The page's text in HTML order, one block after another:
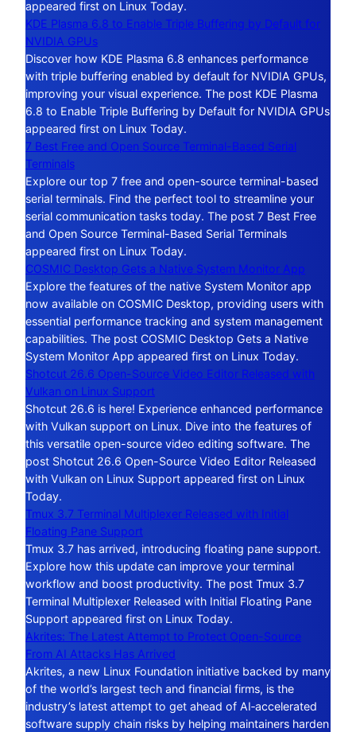
appeared first on Linux Today.
KDE Plasma 6.8 to Enable Triple Buffering by Default for
NVIDIA GPUs
Discover how KDE Plasma 6.8 enhances performance
with triple buffering enabled by default for NVIDIA GPUs,
improving your visual experience. The post KDE Plasma
6.8 to Enable Triple Buffering by Default for NVIDIA GPUs
appeared first on Linux Today.
7 Best Free and Open Source Terminal-Based Serial
Terminals
Explore our top 7 free and open-source terminal-based
serial terminals. Find the perfect tool to streamline your
serial communication tasks today. The post 7 Best Free
and Open Source Terminal-Based Serial Terminals
appeared first on Linux Today.
COSMIC Desktop Gets a Native System Monitor App
Explore the features of the native System Monitor app
now available on COSMIC Desktop, providing users with
essential performance tracking and system management
capabilities. The post COSMIC Desktop Gets a Native
System Monitor App appeared first on Linux Today.
Shotcut 26.6 Open-Source Video Editor Released with
Vulkan on Linux Support
Shotcut 26.6 is here! Experience enhanced performance
with Vulkan support on Linux. Dive into the features of
this versatile open-source video editing software. The
post Shotcut 26.6 Open-Source Video Editor Released
with Vulkan on Linux Support appeared first on Linux
Today.
Tmux 3.7 Terminal Multiplexer Released with Initial
Floating Pane Support
Tmux 3.7 has arrived, introducing floating pane support.
Explore how this update can improve your terminal
workflow and boost productivity. The post Tmux 3.7
Terminal Multiplexer Released with Initial Floating Pane
Support appeared first on Linux Today.
Akrites: The Latest Attempt to Protect Open-Source
From AI Attacks Has Arrived
Akrites, a new Linux Foundation initiative backed by many
of the world’s largest tech and financial firms, is the
industry’s latest attempt to get ahead of AI‑accelerated
software supply chain risks by helping maintainers harden